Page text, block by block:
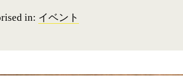
in: イベント